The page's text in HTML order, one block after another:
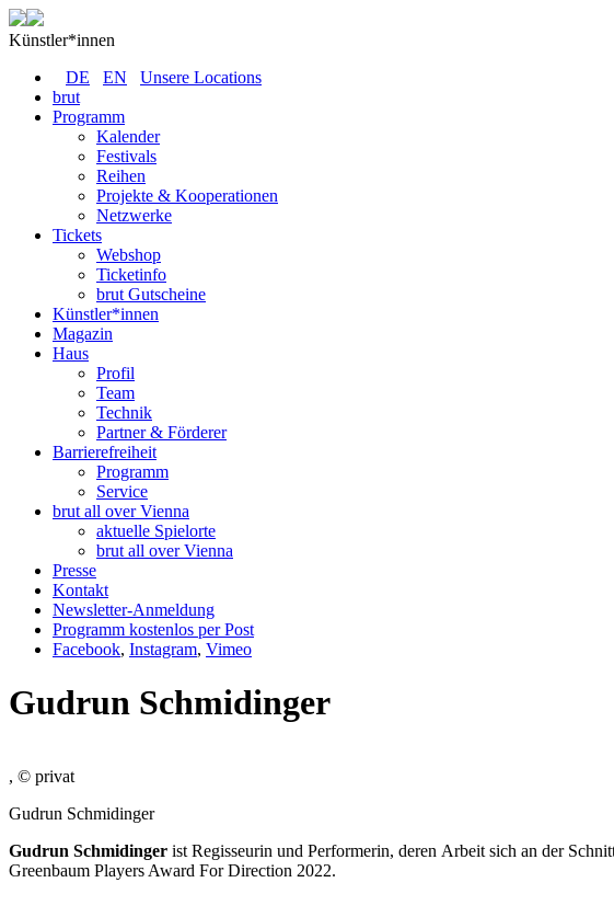
Künstler*innen
DE
EN
Unsere Locations
brut
Programm
Kalender
Festivals
Reihen
Projekte & Kooperationen
Netzwerke
Tickets
Webshop
Ticketinfo
brut Gutscheine
Künstler*innen
Magazin
Haus
Profil
Team
Technik
Partner & Förderer
Barrierefreiheit
Programm
Service
brut all over Vienna
aktuelle Spielorte
brut all over Vienna
Presse
Kontakt
Newsletter-Anmeldung
Programm kostenlos per Post
Facebook, Instagram, Vimeo
Gudrun Schmidinger
, © privat
Gudrun Schmidinger
Gudrun Schmidinger ist Regisseurin und Performerin, deren Arbeit sich an der
Greenbaum Players Award For Direction 2022.